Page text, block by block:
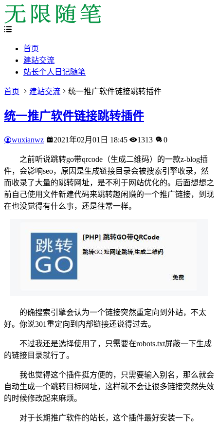
首页
建站交流
站长个人日记随笔
首页 建站交流 统一推广软件链接跳转插件
统一推广软件链接跳转插件
wuxianwz 2021年02月01日 18:45 1313 0
之前听说跳转go带qrcode（生成二维码）的一款z-blog插
件，会影响seo，原因是生成链接目录会被搜索引擎收录，然
而收录了大量的跳转网址，是不利于网站优化的。后面想想之
前自己使用文件新建代码来跳转趣闲赚的一个推广链接，到现
在也没觉得有什么事，还是往常一样。
的确搜索引擎会认为一个链接突然重定向到外站，不太
好。你说301重定向到内部链接还说得过去。
不过我还是选择使用了，只需要在robots.txt屏蔽一下生成
的链接目录就行了。
我也觉得这个插件挺方便的，只需要输入别名，那么就会
自动生成一个跳转目标网址，这样就不会让很多链接突然失效
的时候修改起来麻烦。
对于长期推广软件的站长，这个插件最好安装一下。